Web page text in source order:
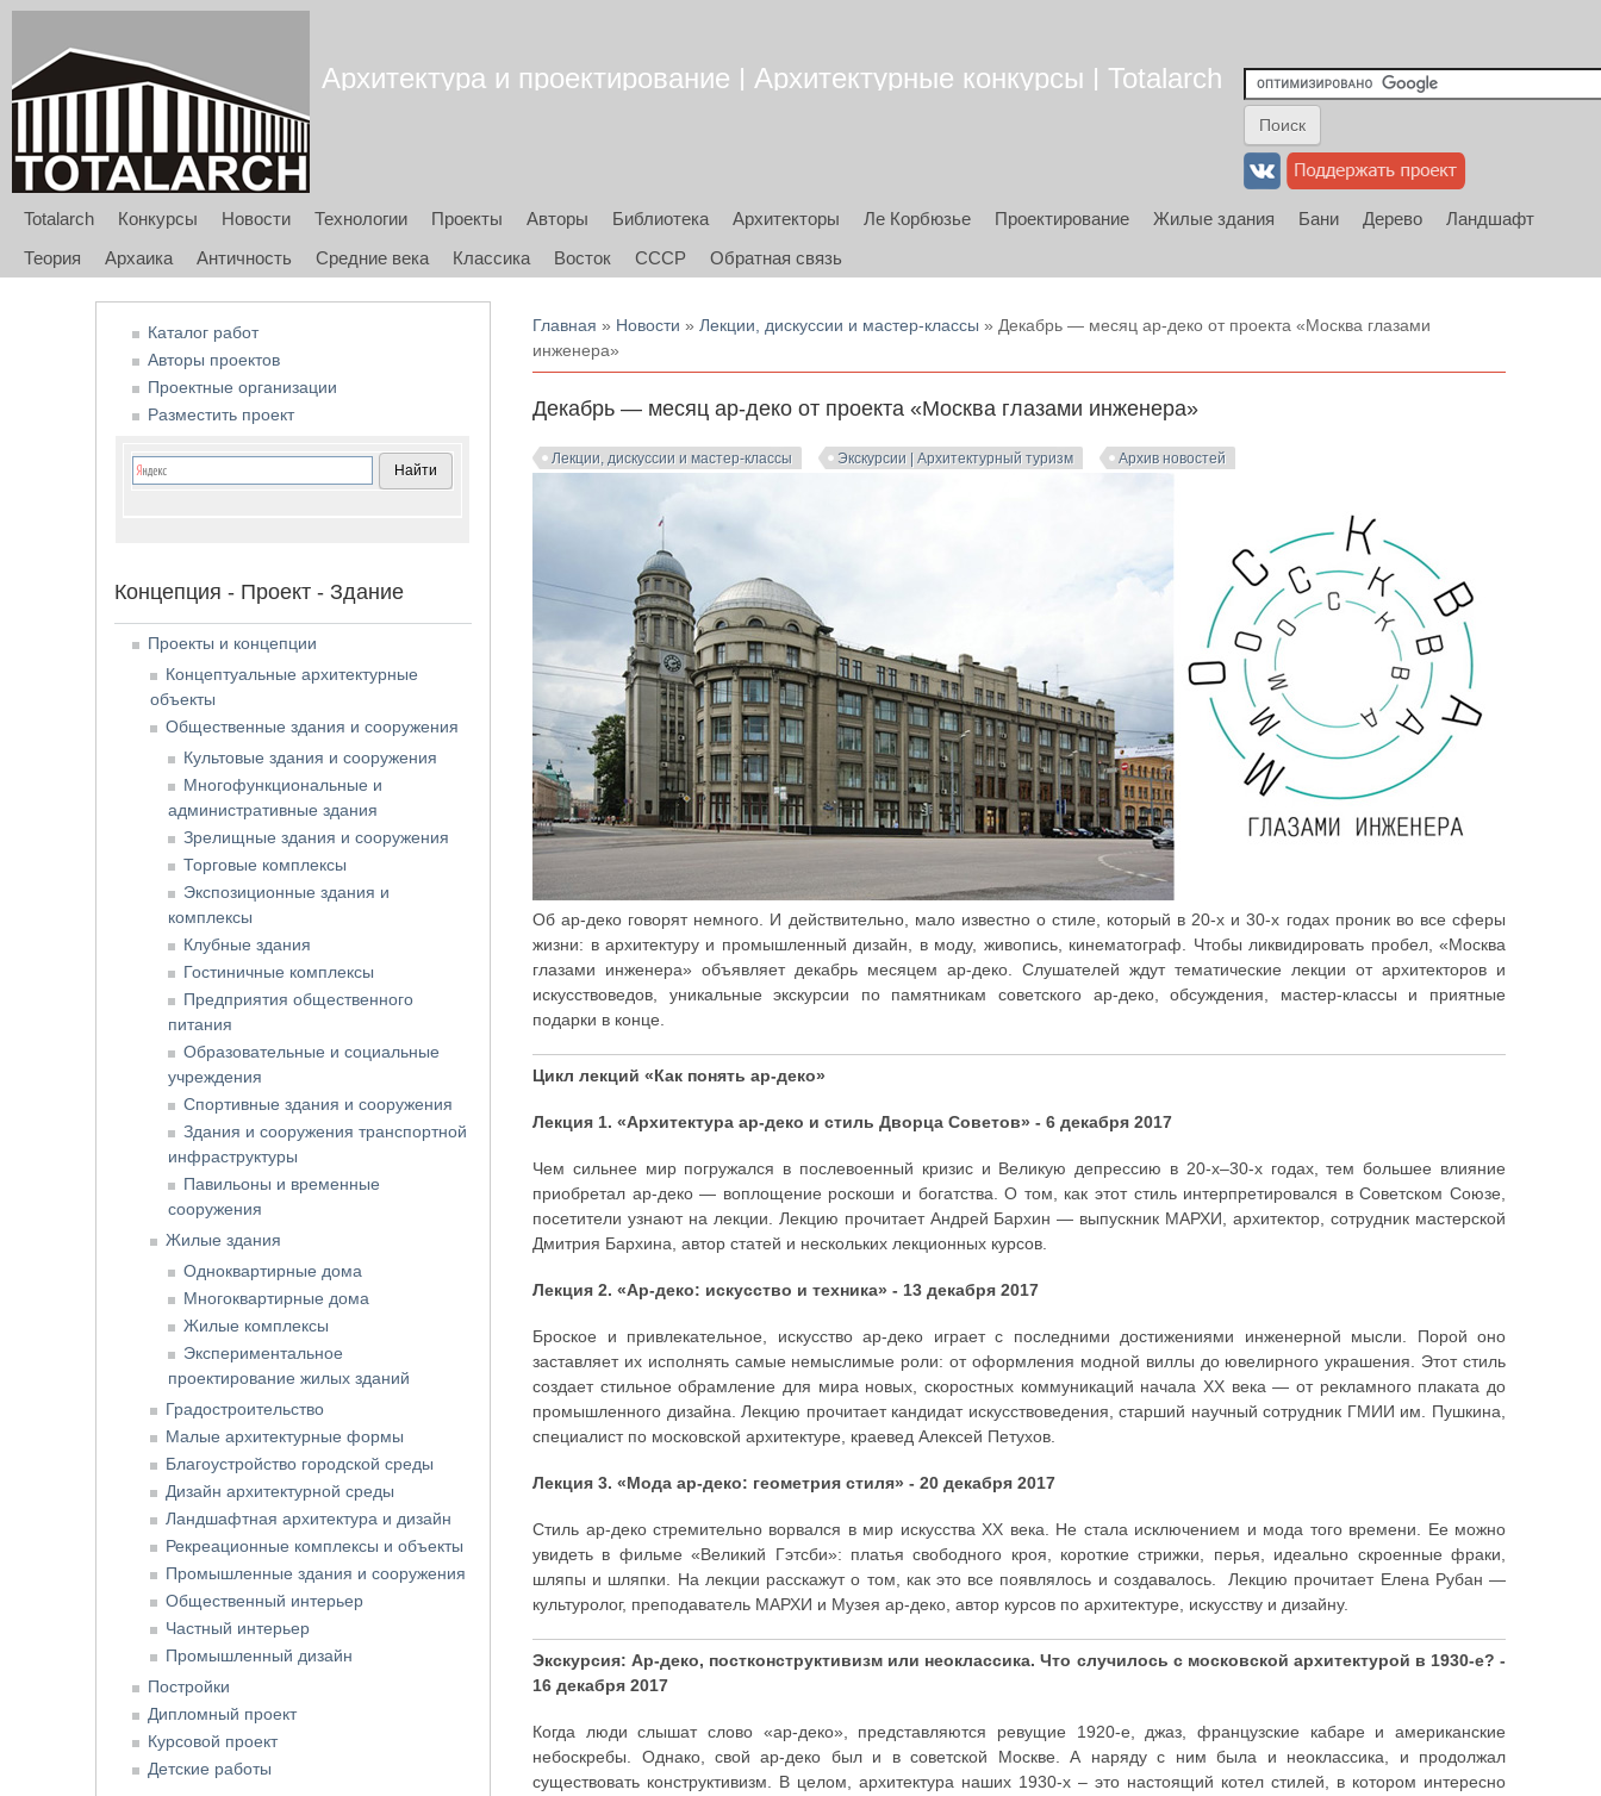
Архитектура и проектирование | Архитектурные конкурсы | Totalarch
Totalarch Конкурсы Новости Технологии Проекты Авторы Библиотека Архитекторы Ле Корбюзье Проектирование Жилые здания Бани Дерево
Ландшафт
Теория
Архаика Античность Средние века Классика Восток СССР Обратная связь
Вы здесь
Главная » Новости » Лекции, дискуссии и мастер-классы » Декабрь — месяц ар-деко от проекта «Москва глазами
инженера»
Декабрь — месяц ар-деко от проекта «Москва глазами инженера»
Лекции, дискуссии и мастер-классы Экскурсии | Архитектурный туризм Архив новостей
Об ар-деко говорят немного. И действительно, мало известно о стиле, который в 20-х и 30-х годах проник во все сферы
жизни: в архитектуру и промышленный дизайн, в моду, живопись, кинематограф. Чтобы ликвидировать пробел, «Москва
глазами инженера» объявляет декабрь месяцем ар-деко. Слушателей ждут тематические лекции от архитекторов и
искусствоведов, уникальные экскурсии по памятникам советского ар-деко, обсуждения, мастер-классы и приятные
подарки в конце.
Цикл лекций «Как понять ар-деко»
Лекция 1. «Архитектура ар-деко и стиль Дворца Советов» - 6 декабря 2017
Чем сильнее мир погружался в послевоенный кризис и Великую депрессию в 20-х–30-х годах, тем большее влияние
приобретал ар-деко — воплощение роскоши и богатства. О том, как этот стиль интерпретировался в Советском Союзе,
посетители узнают на лекции. Лекцию прочитает Андрей Бархин — выпускник МАРХИ, архитектор, сотрудник мастерской
Дмитрия Бархина, автор статей и нескольких лекционных курсов.
Лекция 2. «Ар-деко: искусство и техника» - 13 декабря 2017
Броское и привлекательное, искусство ар-деко играет с последними достижениями инженерной мысли. Порой оно
заставляет их исполнять самые немыслимые роли: от оформления модной виллы до ювелирного украшения. Этот стиль
создает стильное обрамление для мира новых, скоростных коммуникаций начала XX века — от рекламного плаката до
промышленного дизайна. Лекцию прочитает кандидат искусствоведения, старший научный сотрудник ГМИИ им. Пушкина,
специалист по московской архитектуре, краевед Алексей Петухов.
Лекция 3. «Мода ар-деко: геометрия стиля» - 20 декабря 2017
Стиль ар-деко стремительно ворвался в мир искусства ХХ века. Не стала исключением и мода того времени. Ее можно
увидеть в фильме «Великий Гэтсби»: платья свободного кроя, короткие стрижки, перья, идеально скроенные фраки,
шляпы и шляпки. На лекции расскажут о том, как это все появлялось и создавалось. Лекцию прочитает Елена Рубан —
культуролог, преподаватель МАРХИ и Музея ар-деко, автор курсов по архитектуре, искусству и дизайну.
Экскурсия: Ар-деко, постконструктивизм или неоклассика. Что случилось с московской архитектурой в 1930-е? -
16 декабря 2017
Когда люди слышат слово «ар-деко», представляются ревущие 1920-е, джаз, французские кабаре и американские
небоскребы. Однако, свой ар-деко был и в советской Москве. А наряду с ним была и неоклассика, и продолжал
существовать конструктивизм. В целом, архитектура наших 1930-х – это настоящий котел стилей, в котором интересно
Каталог работ
Авторы проектов
Проектные организации
Разместить проект
Концепция - Проект - Здание
Проекты и концепции
Концептуальные архитектурные
объекты
Общественные здания и сооружения
Культовые здания и сооружения
Многофункциональные и
административные здания
Зрелищные здания и сооружения
Торговые комплексы
Экспозиционные здания и
комплексы
Клубные здания
Гостиничные комплексы
Предприятия общественного
питания
Образовательные и социальные
учреждения
Спортивные здания и сооружения
Здания и сооружения транспортной
инфраструктуры
Павильоны и временные
сооружения
Жилые здания
Одноквартирные дома
Многоквартирные дома
Жилые комплексы
Экспериментальное
проектирование жилых зданий
Градостроительство
Малые архитектурные формы
Благоустройство городской среды
Дизайн архитектурной среды
Ландшафтная архитектура и дизайн
Рекреационные комплексы и объекты
Промышленные здания и сооружения
Общественный интерьер
Частный интерьер
Промышленный дизайн
Постройки
Дипломный проект
Курсовой проект
Детские работы